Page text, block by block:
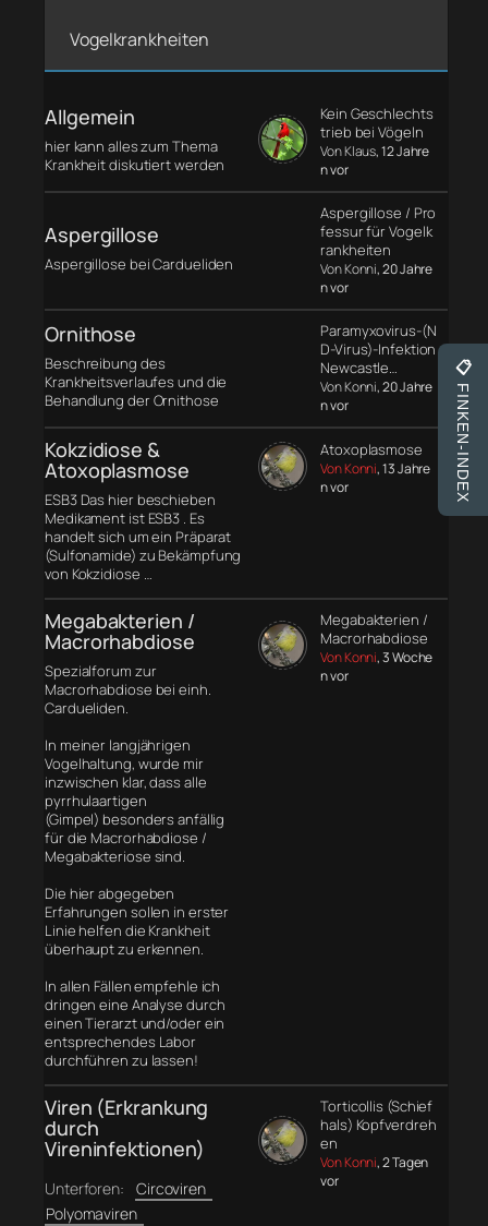
Vogelkrankheiten
Allgemein
hier kann alles zum Thema
Krankheit diskutiert werden
Kein Geschlechts
trieb bei Vögeln
Von Klaus, 12 Jahre
n vor
Aspergillose
Aspergillose bei Cardueliden
Aspergillose / Pro
fessur für Vogelk
rankheiten
Von Konni, 20 Jahre
n vor
Ornithose
Beschreibung des
Krankheitsverlaufes und die
Behandlung der Ornithose
Paramyxovirus-(N
D-Virus)-Infektion
Newcastle…
Von Konni, 20 Jahre
n vor
Kokzidiose &
Atoxoplasmose
ESB3 Das hier beschieben
Medikament ist ESB3 . Es
handelt sich um ein Präparat
(Sulfonamide) zu Bekämpfung
von Kokzidiose …
Atoxoplasmose
Von Konni, 13 Jahre
n vor
Megabakterien /
Macrorhabdiose
Spezialforum zur
Macrorhabdiose bei einh.
Cardueliden.
In meiner langjährigen
Vogelhaltung, wurde mir
inzwischen klar, dass alle
pyrrhulaartigen
(Gimpel) besonders anfällig
für die Macrorhabdiose /
Megabakteriose sind.
Die hier abgegeben
Erfahrungen sollen in erster
Linie helfen die Krankheit
überhaupt zu erkennen.
In allen Fällen empfehle ich
dringen eine Analyse durch
einen Tierarzt und/oder ein
entsprechendes Labor
durchführen zu lassen!
Megabakterien /
Macrorhabdiose
Von Konni, 3 Woche
n vor
Viren (Erkrankung
durch
Vireninfektionen)
Unterforen:
Circoviren
Polyomaviren
Torticollis (Schief
hals) Kopfverdreh
en
Von Konni, 2 Tagen
vor
📋
FINKEN-INDEX